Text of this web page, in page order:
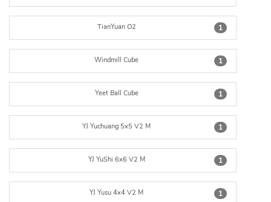
1
TianYuan O2
1
Windmill Cube
1
Yeet Ball Cube
1
YJ Yuchuang 5x5 V2 M
1
YJ YuShi 6x6 V2 M
1
YJ Yusu 4x4 V2 M